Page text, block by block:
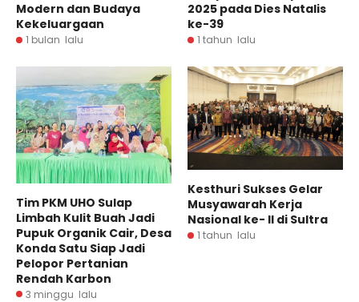
Modern dan Budaya
Kekeluargaan
1 bulan lalu
2025 pada Dies Natalis
ke-39
1 tahun lalu
Tim PKM UHO Sulap
Limbah Kulit Buah Jadi
Pupuk Organik Cair, Desa
Konda Satu Siap Jadi
Pelopor Pertanian
Rendah Karbon
3 minggu lalu
Kesthuri Sukses Gelar
Musyawarah Kerja
Nasional ke- II di Sultra
1 tahun lalu